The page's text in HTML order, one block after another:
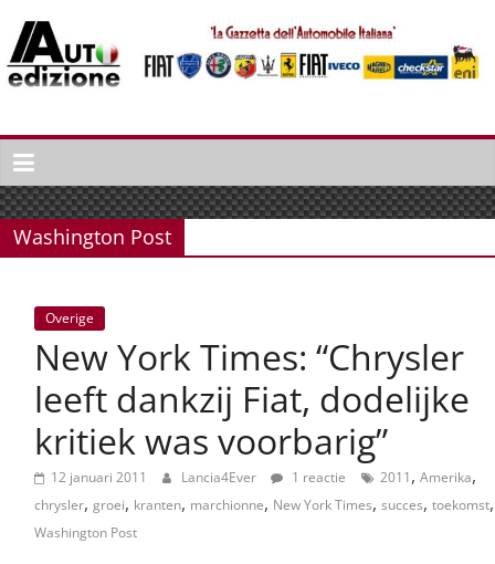
naar
inhoud
Auto
Edizione
La
Gazetta
dell'Automobile
Italiaans
autonieuws
lifestyle
Washington Post
Overige
New York Times: “Chrysler
leeft dankzij Fiat, dodelijke
kritiek was voorbarig”
12 januari 2011 Lancia4Ever 1 reactie 2011, Amerika,
chrysler, groei, kranten, marchionne, New York Times, succes, toekomst,
Washington Post